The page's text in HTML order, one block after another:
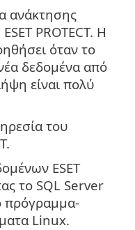
ανάκτησης
PROTECT. Η
όταν το
δεδομένα από
είναι πολύ
του
ESET
το SQL Server
πρόγραμμα-
Linux.